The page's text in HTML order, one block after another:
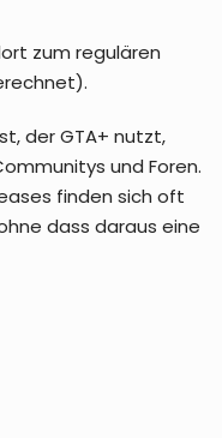
zum regulären
der GTA+ nutzt,
und Foren.
finden sich oft
dass daraus eine